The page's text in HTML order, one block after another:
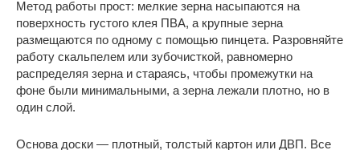
Метод работы прост: мелкие зерна насыпаются на
поверхность густого клея ПВА, а крупные зерна
размещаются по одному с помощью пинцета. Разровняйте
работу скальпелем или зубочисткой, равномерно
распределяя зерна и стараясь, чтобы промежутки на
фоне были минимальными, а зерна лежали плотно, но в
один слой.
Основа доски — плотный, толстый картон или ДВП. Все